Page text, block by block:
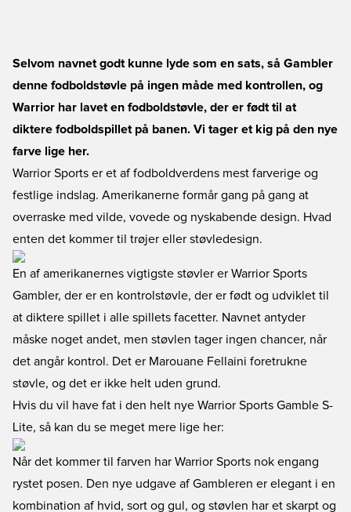
Selvom navnet godt kunne lyde som en sats, så Gambler
denne fodboldstøvle på ingen måde med kontrollen, og
Warrior har lavet en fodboldstøvle, der er født til at
diktere fodboldspillet på banen. Vi tager et kig på den nye
farve lige her.
Warrior Sports er et af fodboldverdens mest farverige og
festlige indslag. Amerikanerne formår gang på gang at
overraske med vilde, vovede og nyskabende design. Hvad
enten det kommer til trøjer eller støvledesign.
En af amerikanernes vigtigste støvler er Warrior Sports
Gambler, der er en kontrolstøvle, der er født og udviklet til
at diktere spillet i alle spillets facetter. Navnet antyder
måske noget andet, men støvlen tager ingen chancer, når
det angår kontrol. Det er Marouane Fellaini foretrukne
støvle, og det er ikke helt uden grund.
Hvis du vil have fat i den helt nye Warrior Sports Gamble S-
Lite, så kan du se meget mere lige her:
Når det kommer til farven har Warrior Sports nok engang
rystet posen. Den nye udgave af Gambleren er elegant i en
kombination af hvid, sort og gul, og støvlen har et skarpt og